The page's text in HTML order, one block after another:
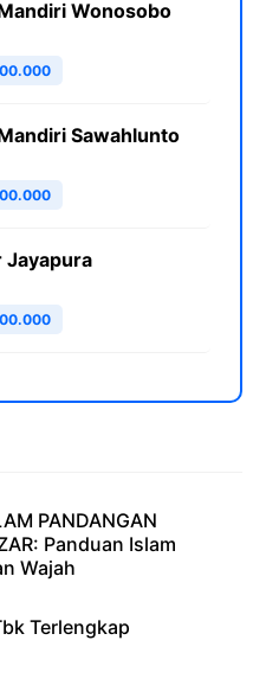
Wonosobo
Sawahlunto
Jayapura
PANDANGAN
Panduan Islam
Wajah
Terlengkap